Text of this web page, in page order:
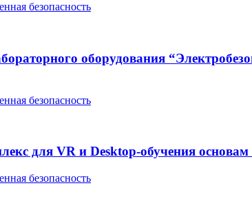
безопасность
оборудования
безопасность
для VR и Desktop-обучения
безопасность